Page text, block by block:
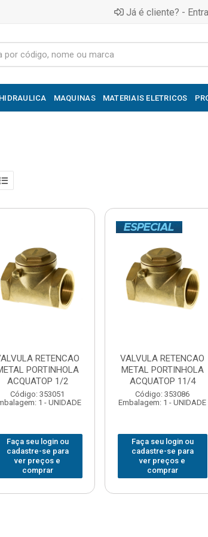
Já é cliente? -
MAQUINAS MATERIAIS ELETRICOS
RETENCAO
PORTINHOLA
ACQUATOP 1/2
Código: 353051
1 - UNIDADE
Faça seu login ou
cadastre-se para
ver preços e
comprar
VALVULA RETENCAO
METAL PORTINHOLA
ACQUATOP 11/4
Código: 353086
Embalagem: 1 - UNIDADE
Faça seu login ou
cadastre-se para
ver preços e
comprar